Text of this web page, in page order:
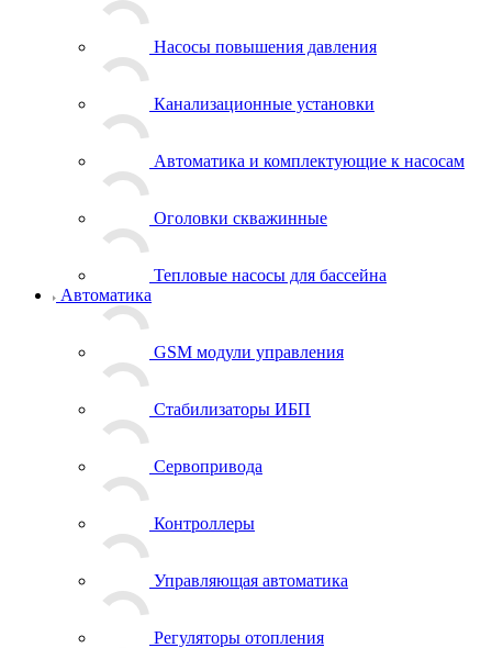
Насосы повышения давления
Канализационные установки
Автоматика и комплектующие к насосам
Оголовки скважинные
Тепловые насосы для бассейна
Автоматика
GSM модули управления
Стабилизаторы ИБП
Сервопривода
Контроллеры
Управляющая автоматика
Регуляторы отопления